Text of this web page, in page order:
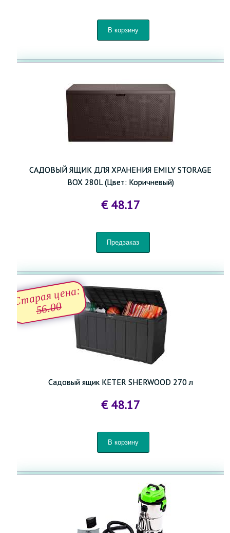
САДОВЫЙ ЯЩИК ДЛЯ ХРАНЕНИЯ EMILY STORAGE
BOX 280L (Цвет: Коричневый)
€ 48.17
Садовый ящик KETER SHERWOOD 270 л
Старая цена:
56.00
€ 48.17